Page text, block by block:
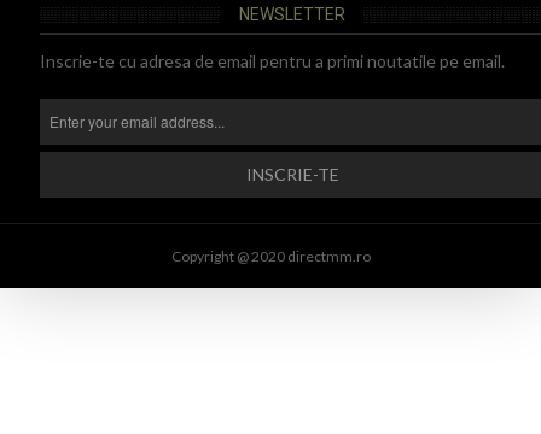
NEWSLETTER
Inscrie-te cu adresa de email pentru a primi noutatile pe email.
Copyright @ 2020 directmm.ro